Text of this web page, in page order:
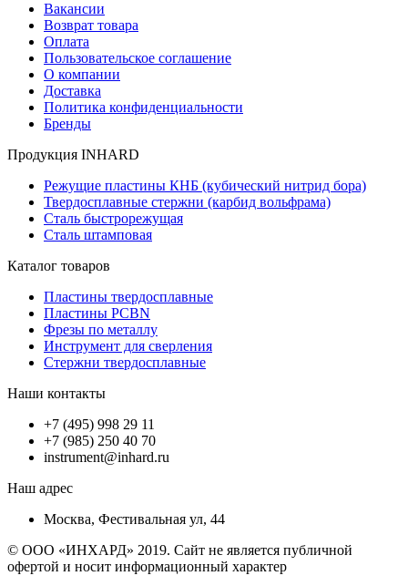
Вакансии
Возврат товара
Оплата
Пользовательское соглашение
О компании
Доставка
Политика конфиденциальности
Бренды
Продукция INHARD
Режущие пластины КНБ (кубический нитрид бора)
Твердосплавные стержни (карбид вольфрама)
Сталь быстрорежущая
Сталь штамповая
Каталог товаров
Пластины твердосплавные
Пластины PCBN
Фрезы по металлу
Инструмент для сверления
Стержни твердосплавные
Наши контакты
+7 (495) 998 29 11
+7 (985) 250 40 70
instrument@inhard.ru
Наш адрес
Москва, Фестивальная ул, 44
© ООО «ИНХАРД» 2019. Сайт не является публичной
офертой и носит информационный характер